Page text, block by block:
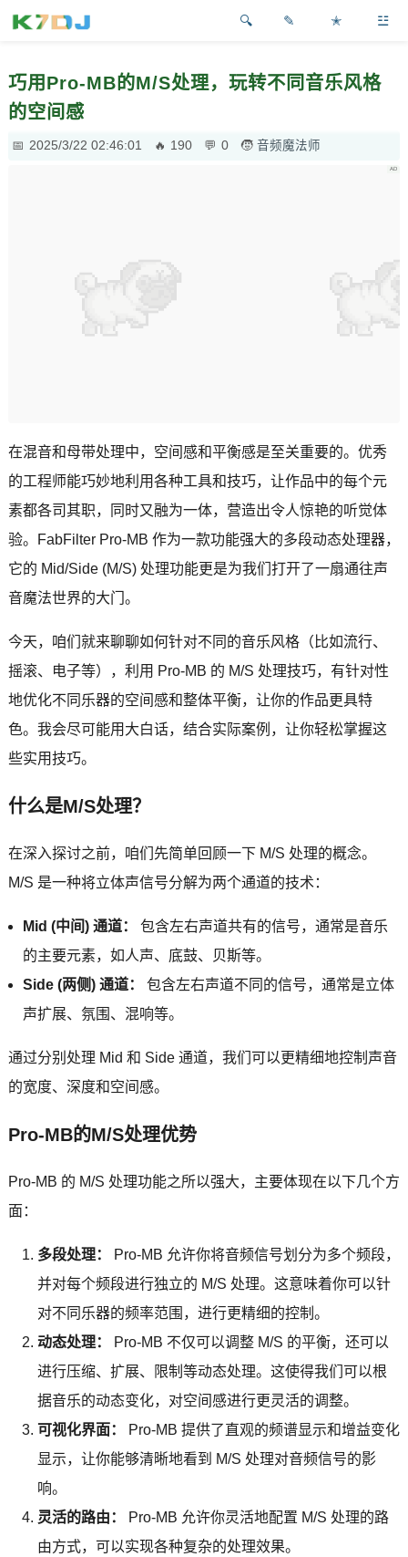
✎ ✭ ☳
巧用Pro-MB的M/S处理，玩转不同音乐风格
的空间感
2025/3/22 02:46:01 190 0 音频魔法师
在混音和母带处理中，空间感和平衡感是至关重要的。优秀
的工程师能巧妙地利用各种工具和技巧，让作品中的每个元
素都各司其职，同时又融为一体，营造出令人惊艳的听觉体
验。FabFilter Pro-MB 作为一款功能强大的多段动态处理器，
它的 Mid/Side (M/S) 处理功能更是为我们打开了一扇通往声
音魔法世界的大门。
今天，咱们就来聊聊如何针对不同的音乐风格（比如流行、
摇滚、电子等），利用 Pro-MB 的 M/S 处理技巧，有针对性
地优化不同乐器的空间感和整体平衡，让你的作品更具特
色。我会尽可能用大白话，结合实际案例，让你轻松掌握这
些实用技巧。
什么是M/S处理？
在深入探讨之前，咱们先简单回顾一下 M/S 处理的概念。
M/S 是一种将立体声信号分解为两个通道的技术：
Mid (中间) 通道：
包含左右声道共有的信号，通常是音乐
的主要元素，如人声、底鼓、贝斯等。
Side (两侧) 通道：
包含左右声道不同的信号，通常是立体
声扩展、氛围、混响等。
通过分别处理 Mid 和 Side 通道，我们可以更精细地控制声音
的宽度、深度和空间感。
Pro-MB的M/S处理优势
Pro-MB 的 M/S 处理功能之所以强大，主要体现在以下几个方
面：
多段处理：
Pro-MB 允许你将音频信号划分为多个频段，
并对每个频段进行独立的 M/S 处理。这意味着你可以针
对不同乐器的频率范围，进行更精细的控制。
动态处理：
Pro-MB 不仅可以调整 M/S 的平衡，还可以
进行压缩、扩展、限制等动态处理。这使得我们可以根
据音乐的动态变化，对空间感进行更灵活的调整。
可视化界面：
Pro-MB 提供了直观的频谱显示和增益变化
显示，让你能够清晰地看到 M/S 处理对音频信号的影
响。
灵活的路由：
Pro-MB 允许你灵活地配置 M/S 处理的路
由方式，可以实现各种复杂的处理效果。